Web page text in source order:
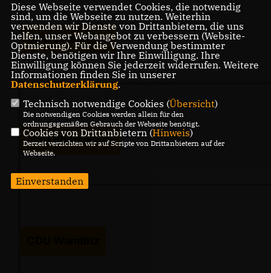
CDU Biesenthal
CDU Eberswalde
Diese Webseite verwendet Cookies, die notwendig
sind, um die Webseite zu nutzen. Weiterhin
verwenden wir Dienste von Drittanbietern, die uns
helfen, unser Webangebot zu verbessern (Website-
Optmierung). Für die Verwendung bestimmter
Dienste, benötigen wir Ihre Einwilligung. Ihre
Einwilligung können Sie jederzeit widerrufen. Weitere
Informationen finden Sie in unserer
Datenschutzerklärung.
Technisch notwendige Cookies (Übersicht)
Die notwendigen Cookies werden allein für den
ordnungsgemäßen Gebrauch der Webseite benötigt.
Cookies von Drittanbietern (Hinweis)
Derzeit verzichten wir auf Scripte von Drittanbietern auf der
Webseite.
Einverstanden